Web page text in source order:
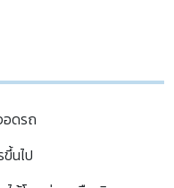
อดรถ
นไป